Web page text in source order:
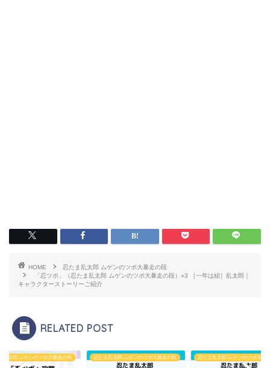
HOME
忍たま乱太郎 ムゲンのツボ大暴走の段
「忍ツボ」（忍たま乱太郎 ムゲンのツボ大暴走の段）⭐︎3 ［一年は組］乱太郎｜
キャラクターストーリーご紹介
RELATED POST
乱太郎 ムゲンのツボ大暴走の段 忍たま乱太郎 ムゲンのツボ大暴走の段 忍たま乱太郎 ムゲンのツボ大暴